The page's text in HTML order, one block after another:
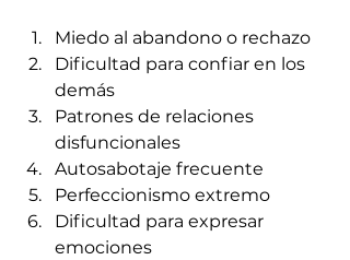
Miedo al abandono o rechazo
Dificultad para confiar en los
demás
Patrones de relaciones
disfuncionales
Autosabotaje frecuente
Perfeccionismo extremo
Dificultad para expresar
emociones